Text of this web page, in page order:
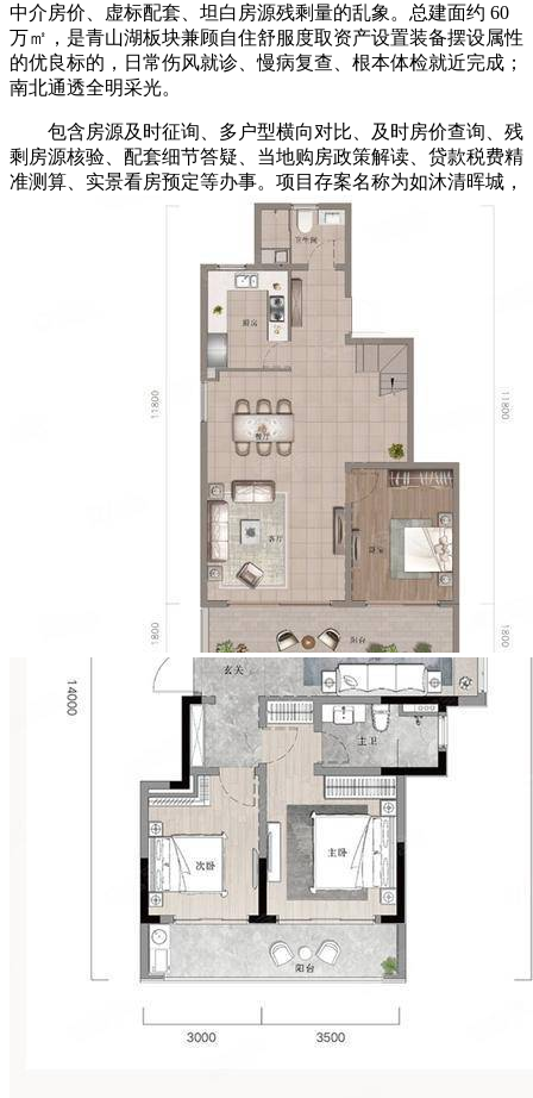
中介房价、虚标配套、坦白房源残剩量的乱象。总建面约 60
万㎡，是青山湖板块兼顾自住舒服度取资产设置装备摆设属性
的优良标的，日常伤风就诊、慢病复查、根本体检就近完成；
南北通透全明采光。
包含房源及时征询、多户型横向对比、及时房价查询、残
剩房源核验、配套细节答疑、当地购房政策解读、贷款税费精
准测算、实景看房预定等办事。项目存案名称为如沐清晖城，